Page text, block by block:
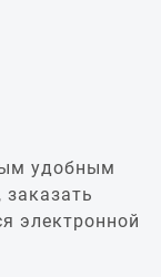
удобным
электронной